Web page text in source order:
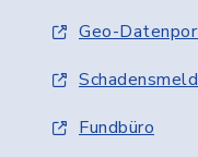
Geo-
Fundbüro